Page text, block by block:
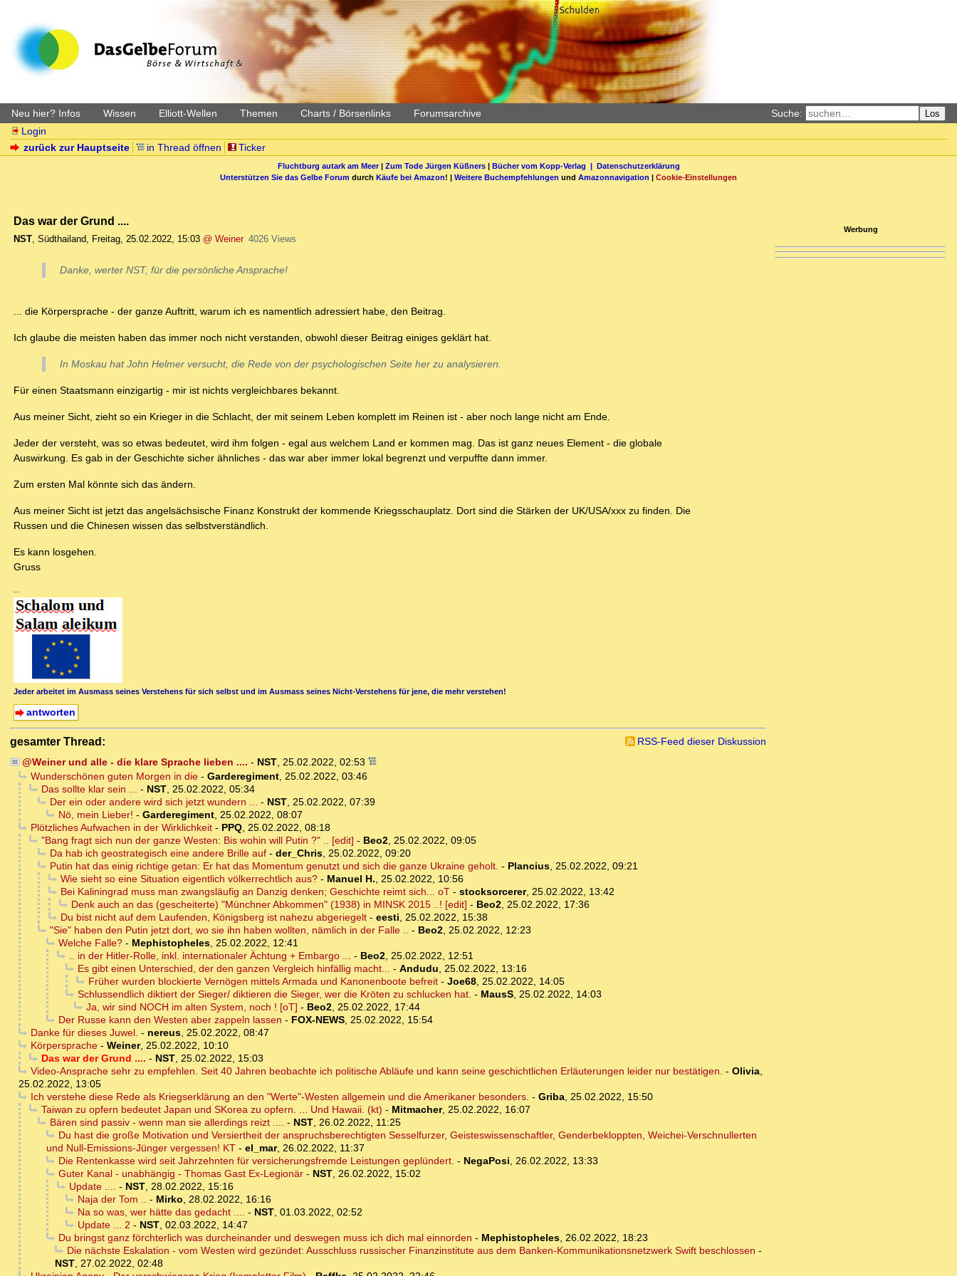
Neu hier? Infos Wissen Elliott-Wellen Themen Charts / Börsenlinks Forumsarchive Suche: Los
Login
zurück zur Hauptseite
in Thread öffnen Ticker
Fluchtburg autark am Meer| Zum Tode Jürgen Küßners| Bücher vom Kopp-Verlag | Datenschutzerklärung
Unterstützen Sie das Gelbe Forum durch Käufe bei Amazon! | Weitere Buchempfehlungen und Amazonnavigation | Cookie-Einstellungen
Das war der Grund ....
NST, Südthailand, Freitag, 25.02.2022, 15:03 @ Weiner 4026 Views
Danke, werter NST, für die persönliche Ansprache!
... die Körpersprache - der ganze Auftritt, warum ich es namentlich adressiert habe, den Beitrag.
Ich glaube die meisten haben das immer noch nicht verstanden, obwohl dieser Beitrag einiges geklärt hat.
In Moskau hat John Helmer versucht, die Rede von der psychologischen Seite her zu analysieren.
Für einen Staatsmann einzigartig - mir ist nichts vergleichbares bekannt.
Aus meiner Sicht, zieht so ein Krieger in die Schlacht, der mit seinem Leben komplett im Reinen ist - aber noch lange nicht am Ende.
Jeder der versteht, was so etwas bedeutet, wird ihm folgen - egal aus welchem Land er kommen mag. Das ist ganz neues Element - die globale
Auswirkung. Es gab in der Geschichte sicher ähnliches - das war aber immer lokal begrenzt und verpuffte dann immer.
Zum ersten Mal könnte sich das ändern.
Aus meiner Sicht ist jetzt das angelsächsische Finanz Konstrukt der kommende Kriegsschauplatz. Dort sind die Stärken der UK/USA/xxx zu finden. Die
Russen und die Chinesen wissen das selbstverständlich.
Es kann losgehen.
Gruss
--
Jeder arbeitet im Ausmass seines Verstehens für sich selbst und im Ausmass seines Nicht-Verstehens für jene, die mehr verstehen!
antworten
gesamter Thread:
RSS-Feed dieser Diskussion
@Weiner und alle - die klare Sprache lieben .... - NST, 25.02.2022, 02:53
Wunderschönen guten Morgen in die- Garderegiment, 25.02.2022, 03:46
Das sollte klar sein ... - NST, 25.02.2022, 05:34
Der ein oder andere wird sich jetzt wundern ... - NST, 25.02.2022, 07:39
Nö, mein Lieber! - Garderegiment, 25.02.2022, 08:07
Plötzliches Aufwachen in der Wirklichkeit- PPQ, 25.02.2022, 08:18
"Bang fragt sich nun der ganze Westen: Bis wohin will Putin ?" .. [edit] - Beo2, 25.02.2022, 09:05
Da hab ich geostrategisch eine andere Brille auf- der_Chris, 25.02.2022, 09:20
Putin hat das einig richtige getan: Er hat das Momentum genutzt und sich die ganze Ukraine geholt. - Plancius, 25.02.2022, 09:21
Wie sieht so eine Situation eigentlich völkerrechtlich aus?- Manuel H., 25.02.2022, 10:56
Bei Kaliningrad muss man zwangsläufig an Danzig denken; Geschichte reimt sich... oT- stocksorcerer, 25.02.2022, 13:42
Denk auch an das (gescheiterte) "Münchner Abkommen" (1938) in MINSK 2015 ..! [edit] - Beo2, 25.02.2022, 17:36
Du bist nicht auf dem Laufenden, Königsberg ist nahezu abgeriegelt- eesti, 25.02.2022, 15:38
"Sie" haben den Putin jetzt dort, wo sie ihn haben wollten, nämlich in der Falle .. - Beo2, 25.02.2022, 12:23
Welche Falle?- Mephistopheles, 25.02.2022, 12:41
.. in der Hitler-Rolle, inkl. internationaler Ächtung + Embargo ... - Beo2, 25.02.2022, 12:51
Es gibt einen Unterschied, der den ganzen Vergleich hinfällig macht... - Andudu, 25.02.2022, 13:16
Früher wurden blockierte Vernögen mittels Armada und Kanonenboote befreit- Joe68, 25.02.2022, 14:05
Schlussendlich diktiert der Sieger/ diktieren die Sieger, wer die Kröten zu schlucken hat. - MausS, 25.02.2022, 14:03
Ja, wir sind NOCH im alten System, noch ! [oT] - Beo2, 25.02.2022, 17:44
Der Russe kann den Westen aber zappeln lassen - FOX-NEWS, 25.02.2022, 15:54
Danke für dieses Juwel. - nereus, 25.02.2022, 08:47
Körpersprache- Weiner, 25.02.2022, 10:10
Das war der Grund .... - NST, 25.02.2022, 15:03
Video-Ansprache sehr zu empfehlen. Seit 40 Jahren beobachte ich politische Abläufe und kann seine geschichtlichen Erläuterungen leider nur bestätigen. - Olivia,
25.02.2022, 13:05
Ich verstehe diese Rede als Kriegserklärung an den "Werte"-Westen allgemein und die Amerikaner besonders. - Griba, 25.02.2022, 15:50
Taiwan zu opfern bedeutet Japan und SKorea zu opfern. ... Und Hawaii. (kt) - Mitmacher, 25.02.2022, 16:07
Bären sind passiv - wenn man sie allerdings reizt .... - NST, 26.02.2022, 11:25
Du hast die große Motivation und Versiertheit der anspruchsberechtigten Sesselfurzer, Geisteswissenschaftler, Genderbekloppten, Weichei-Verschnullerten
und Null-Emissions-Jünger vergessen! KT - el_mar, 26.02.2022, 11:37
Die Rentenkasse wird seit Jahrzehnten für versicherungsfremde Leistungen geplündert. - NegaPosi, 26.02.2022, 13:33
Guter Kanal - unabhängig - Thomas Gast Ex-Legionär- NST, 26.02.2022, 15:02
Update .... - NST, 28.02.2022, 15:16
Naja der Tom .. - Mirko, 28.02.2022, 16:16
Na so was, wer hätte das gedacht .... - NST, 01.03.2022, 02:52
Update ... 2 - NST, 02.03.2022, 14:47
Du bringst ganz förchterlich was durcheinander und deswegen muss ich dich mal einnorden - Mephistopheles, 26.02.2022, 18:23
Die nächste Eskalation - vom Westen wird gezündet: Ausschluss russischer Finanzinstitute aus dem Banken-Kommunikationsnetzwerk Swift beschlossen -
NST, 27.02.2022, 02:48
Werbung